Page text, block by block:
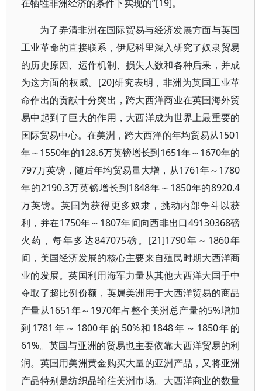
在牺牲非洲经济的条件下实现的”[19]。
为了弄清非洲在国际贸易与经济发展方面与英国
工业革命的直接联系，伊尼科里深入研究了奴隶贸易
的历史原因、运作机制、损失人数和各种后果，并成
为这方面的权威。[20]研究表明，非洲为英国工业革
命作出的贡献十分突出，跨大西洋商业在英国海外贸
易中起到了巨大的作用，大西洋成为世界上最重要的
国际贸易中心。在美洲，跨大西洋的年均贸易从1501
年～1550年的128.6万英镑增长到1651年～1670年的
797万英镑，随后年均贸易量大增，从1761年～1780
年的2190.3万英镑增长到1848年～1850年的8920.4
万英镑。英国为获得更多奴隶，挑动内部争斗以获
利，并在1750年～1807年间向西非出口49130368磅
火药，每年多达847075磅。[21]1790年～1860年
间，美国经济发展的核心主要来自殖民时期大西洋商
业的发展。英国利用海军力量从其他大西洋大国手中
夺取了超比例份额，英属美洲用于大西洋贸易的商品
产量从1651年～1970年占整个美洲总产量的5%增加
到1781年～1800年的50%和1848年～1850年的
61%。英国与亚洲的贸易也主要依靠大西洋贸易的利
润。英国用美洲黄金购买大量的亚洲产品，又将亚洲
产品特别是纺织品输往美洲市场。大西洋商业的数量